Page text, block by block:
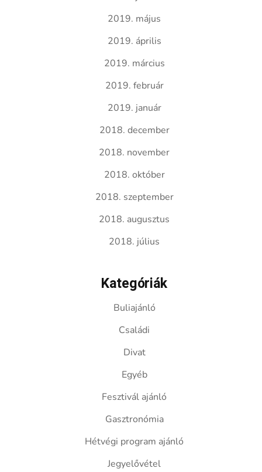
2019. május
2019. április
2019. március
2019. február
2019. január
2018. december
2018. november
2018. október
2018. szeptember
2018. augusztus
2018. július
Kategóriák
Buliajánló
Családi
Divat
Egyéb
Fesztivál ajánló
Gasztronómia
Hétvégi program ajánló
Jegyelővétel